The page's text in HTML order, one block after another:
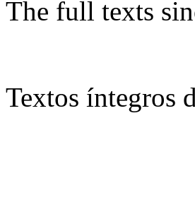
The full texts
Textos íntegros